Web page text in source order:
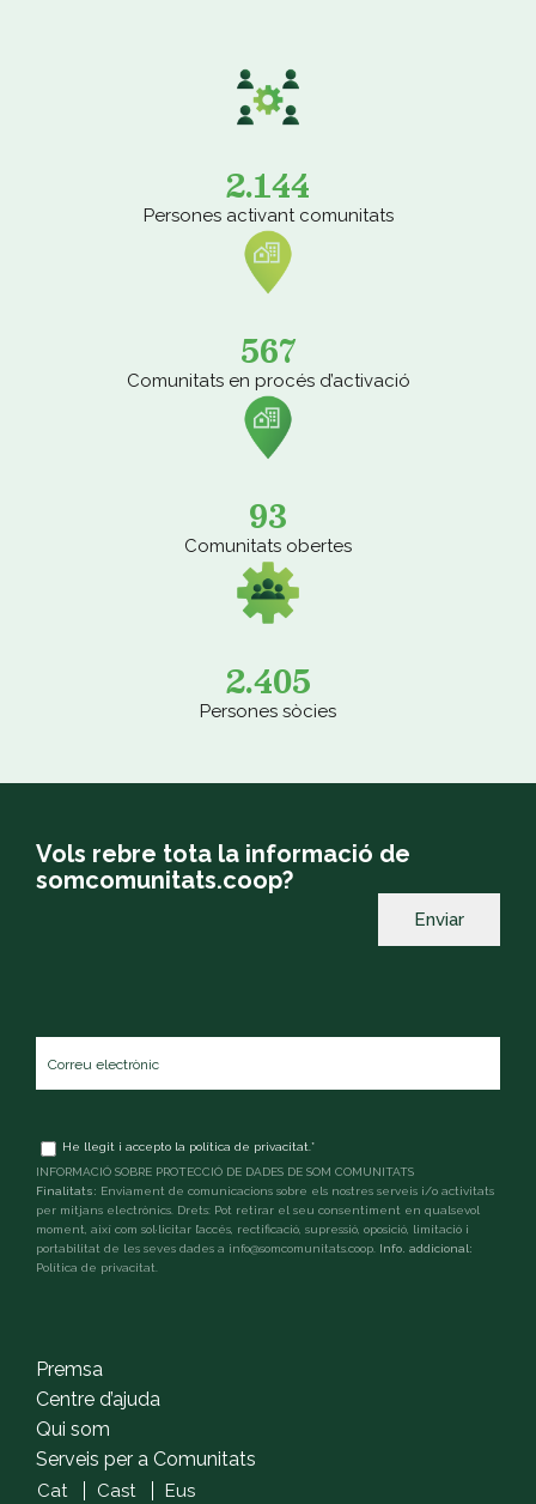
2.144
Persones activant comunitats
567
Comunitats en procés d’activació
93
Comunitats obertes
2.405
Persones sòcies
Vols rebre tota la informació de
somcomunitats.coop?
electrònic *
Terms
and
conditions
He llegit i accepto la política de privacitat.*
INFORMACIÓ SOBRE PROTECCIÓ DE DADES DE SOM COMUNITATS
Finalitats: Enviament de comunicacions sobre els nostres serveis i/o activitats
per mitjans electrònics. Drets: Pot retirar el seu consentiment en qualsevol
moment, així com sol·licitar l’accés, rectificació, supressió, oposició, limitació i
portabilitat de les seves dades a info@somcomunitats.coop. Info. addicional:
Política de privacitat.
Premsa
Centre d’ajuda
Qui som
Serveis per a Comunitats
Cat Cast Eus